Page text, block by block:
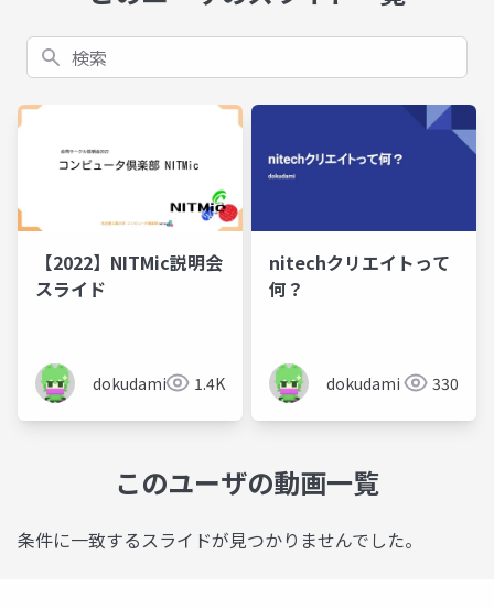
検索
【2022】NITMic説明会
スライド
dokudami 1.4K
nitechクリエイトって
何？
dokudami 330
このユーザの動画一覧
条件に一致するスライドが見つかりませんでした。